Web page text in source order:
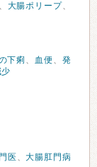
、 大腸ポリープ、
下痢 、 血便、発
医 、大腸肛門病